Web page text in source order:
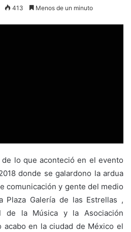
413 Menos de un minuto
lo que aconteció en el evento
donde se galardono la ardua
comunicación y gente del medio
Galería de las Estrellas ,
de la Música y la Asociación
acabo en la ciudad de México el